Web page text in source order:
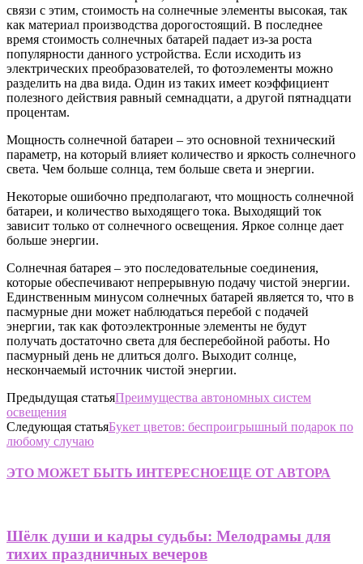
связи с этим, стоимость на солнечные элементы высокая, так
как материал производства дорогостоящий. В последнее
время стоимость солнечных батарей падает из-за роста
популярности данного устройства. Если исходить из
электрических преобразователей, то фотоэлементы можно
разделить на два вида. Один из таких имеет коэффициент
полезного действия равный семнадцати, а другой пятнадцати
процентам.
Мощность солнечной батареи – это основной технический
параметр, на который влияет количество и яркость солнечного
света. Чем больше солнца, тем больше света и энергии.
Некоторые ошибочно предполагают, что мощность солнечной
батареи, и количество выходящего тока. Выходящий ток
зависит только от солнечного освещения. Яркое солнце дает
больше энергии.
Солнечная батарея – это последовательные соединения,
которые обеспечивают непрерывную подачу чистой энергии.
Единственным минусом солнечных батарей является то, что в
пасмурные дни может наблюдаться перебой с подачей
энергии, так как фотоэлектронные элементы не будут
получать достаточно света для бесперебойной работы. Но
пасмурный день не длиться долго. Выходит солнце,
нескончаемый источник чистой энергии.
Предыдущая статьяПреимущества автономных систем
освещения
Следующая статьяБукет цветов: беспроигрышный подарок по
любому случаю
ЭТО МОЖЕТ БЫТЬ ИНТЕРЕСНОЕЩЕ ОТ АВТОРА
Шёлк души и кадры судьбы: Мелодрамы для
тихих праздничных вечеров